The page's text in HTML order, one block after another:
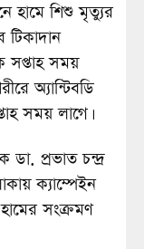
হামে শিশু মৃত্যুর
টিকাদান
সময়
অ্যান্টিবডি
সময় লাগে।
ডা. প্রভাত চন্দ্র
ক্যাম্পেইন
সংক্রমণ